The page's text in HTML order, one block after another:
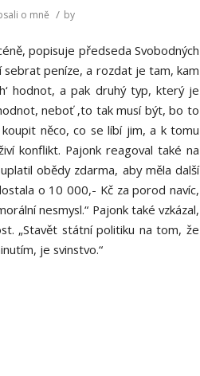
o mně / by
popisuje předseda Svobodných
sebrat peníze, a rozdat je tam, kam
hodnot, a pak druhý typ, který je
neboť ‚to tak musí být, bo to
něco, co se líbí jim, a k tomu
konflikt. Pajonk reagoval také na
obědy zdarma, aby měla další
o 10 000,- Kč za porod navíc,
nesmysl.“ Pajonk také vzkázal,
„Stavět státní politiku na tom, že
je svinstvo.“